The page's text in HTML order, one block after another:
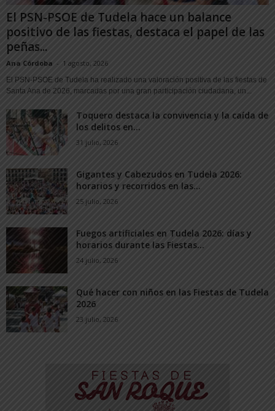
El PSN-PSOE de Tudela hace un balance
positivo de las fiestas, destaca el papel de las
peñas...
Ana Córdoba - 1 agosto, 2026
El PSN-PSOE de Tudela ha realizado una valoración positiva de las fiestas de
Santa Ana de 2026, marcadas por una gran participación ciudadana, un...
Toquero destaca la convivencia y la caída de
los delitos en...
31 julio, 2026
Gigantes y Cabezudos en Tudela 2026:
horarios y recorridos en las...
25 julio, 2026
Fuegos artificiales en Tudela 2026: días y
horarios durante las Fiestas...
24 julio, 2026
Qué hacer con niños en las Fiestas de Tudela
2026
23 julio, 2026